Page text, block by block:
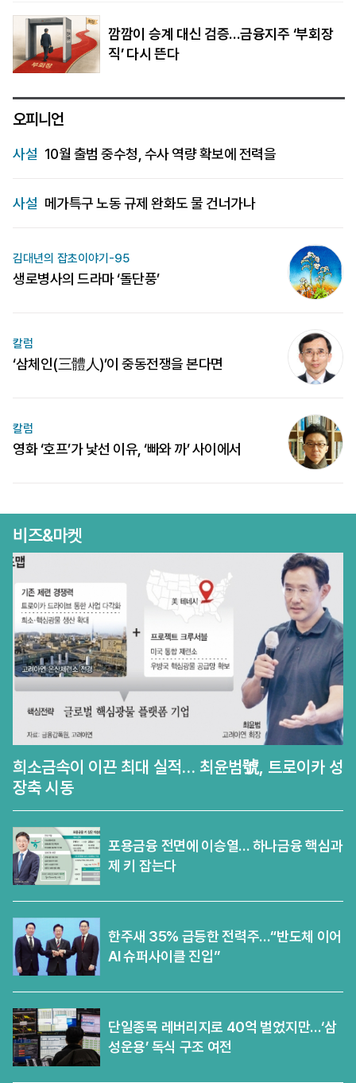
깜깜이 승계 대신 검증…금융지주 ‘부회장
직’ 다시 뜬다
오피니언
사설 10월 출범 중수청, 수사 역량 확보에 전력을
사설 메가특구 노동 규제 완화도 물 건너가나
김대년의 잡초이야기-95
생로병사의 드라마 ‘돌단풍’
칼럼
‘삼체인(三體人)’이 중동전쟁을 본다면
칼럼
영화 ‘호프’가 낯선 이유, ‘빠와 까’ 사이에서
비즈&마켓
희소금속이 이끈 최대 실적… 최윤범號, 트로이카 성
장축 시동
포용금융 전면에 이승열… 하나금융 핵심과
제 키 잡는다
한주새 35% 급등한 전력주…“반도체 이어
AI 슈퍼사이클 진입”
단일종목 레버리지로 40억 벌었지만…‘삼
성운용’ 독식 구조 여전